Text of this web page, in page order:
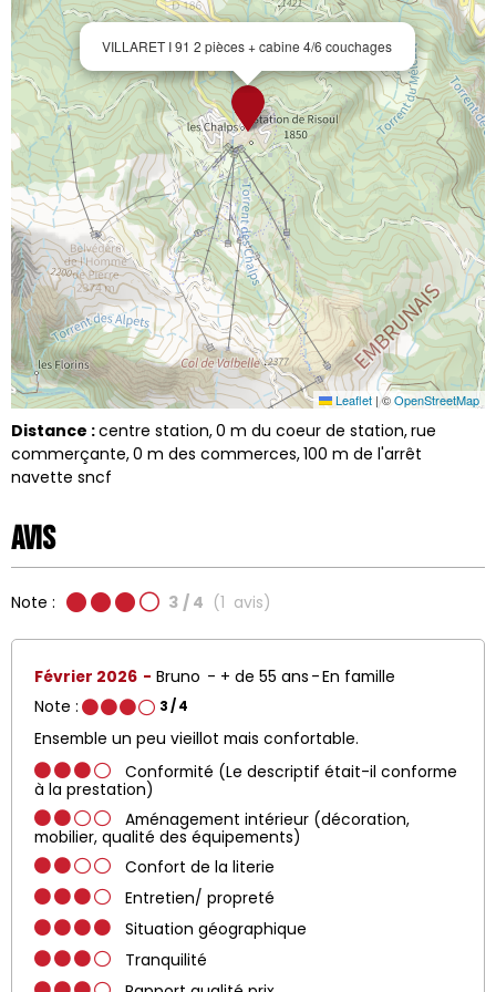
VILLARET I 91 2 pièces + cabine 4/6 couchages
Leaflet |©OpenStreetMap
Distance :centre station 0 m du coeur de station rue
commerçante 0 m des commerces 100 m de l'arrêt
navette sncf
Avis
Note : 3 / 4 (1 avis)
Février 2026 Bruno + de 55 ans
En famille
Note :
3/ 4
Ensemble un peu vieillot mais confortable.
Conformité (Le descriptif était-il conforme
à la prestation)
Aménagement intérieur (décoration,
mobilier, qualité des équipements)
Confort de la literie
Entretien/ propreté
Situation géographique
Tranquilité